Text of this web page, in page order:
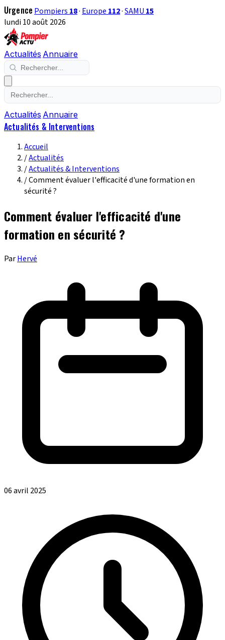
Urgence Pompiers 18· Europe 112·SAMU 15
lundi 10 août 2026
Actualités Annuaire
Actualités Annuaire
Actualités & Interventions
Accueil
/Actualités
/Actualités & Interventions
/Comment évaluer l'efficacité d'une formation en
sécurité ?
Comment évaluer l'efficacité d'une
formation en sécurité ?
ParHervé
06 avril 2025